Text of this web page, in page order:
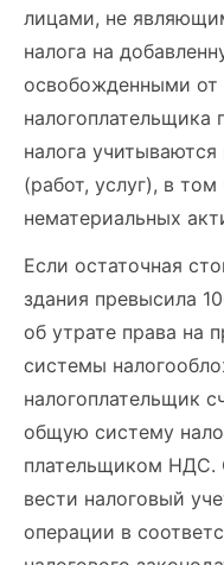
лицами, не
налога на
освобожденными от
налогоплательщика
налога
(работ, услуг), в
нематериальных
Если остаточная
здания превысила
об утрате права на
системы
налогоплательщик
общую систему
плательщиком НДС.
вести налоговый
операции в